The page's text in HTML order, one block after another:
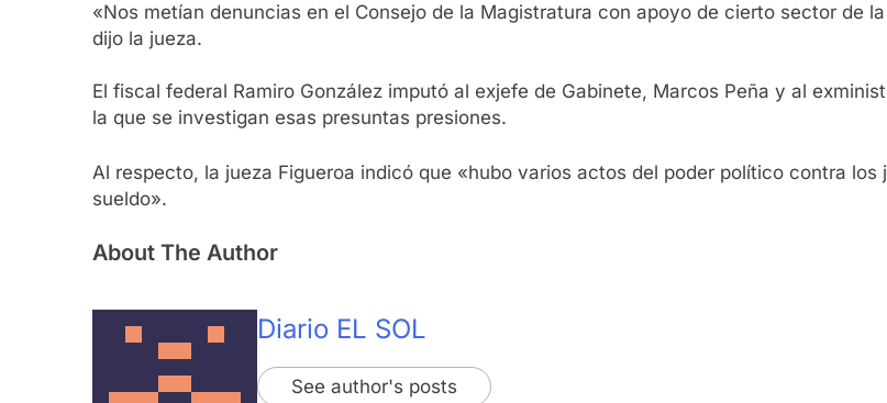
«Nos metían denuncias en el Consejo de la Magistratura con apoyo de cierto sector de
dijo la jueza.
El fiscal federal Ramiro González imputó al exjefe de Gabinete, Marcos Peña y al
la que se investigan esas presuntas presiones.
Al respecto, la jueza Figueroa indicó que «hubo varios actos del poder político contra
sueldo».
About The Author
Diario EL SOL
See author's posts